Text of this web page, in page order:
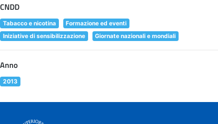
CNDD
Tabacco e nicotina
Formazione ed eventi
Iniziative di sensibilizzazione
Giornate nazionali e mondiali
Anno
2013